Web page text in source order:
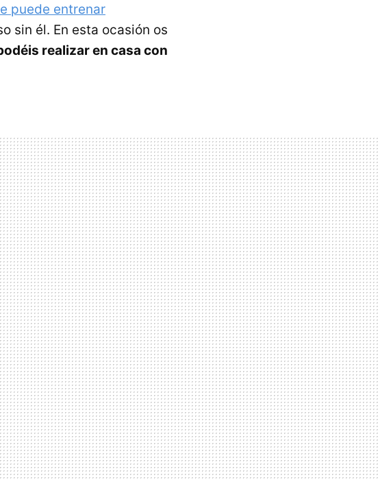
puede entrenar
sin él. En esta ocasión os
realizar en casa con